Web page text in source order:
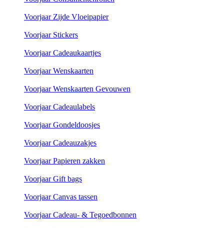
Voorjaar Zijde Vloeipapier
Voorjaar Stickers
Voorjaar Cadeaukaartjes
Voorjaar Wenskaarten
Voorjaar Wenskaarten Gevouwen
Voorjaar Cadeaulabels
Voorjaar Gondeldoosjes
Voorjaar Cadeauzakjes
Voorjaar Papieren zakken
Voorjaar Gift bags
Voorjaar Canvas tassen
Voorjaar Cadeau- & Tegoedbonnen